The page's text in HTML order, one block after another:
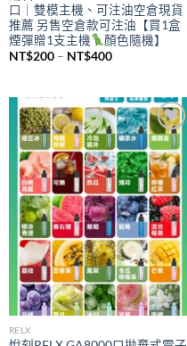
口｜雙模主機、可注油空倉現貨
推薦 另售空倉款可注油【買1盒
煙彈贈1支主機
顏色隨機】
NT$200 – NT$400價
NT$200
到
NT$400
Add to
wishlist
RELX